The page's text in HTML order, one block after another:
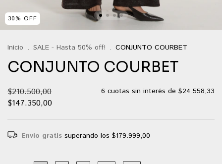
30% OFF
Inicio . SALE - Hasta 50% off! . CONJUNTO COURBET
CONJUNTO COURBET
$210.500,00
$147.350,00
6 cuotas sin interés de $24.558,33
Envío gratis superando los $179.999,00